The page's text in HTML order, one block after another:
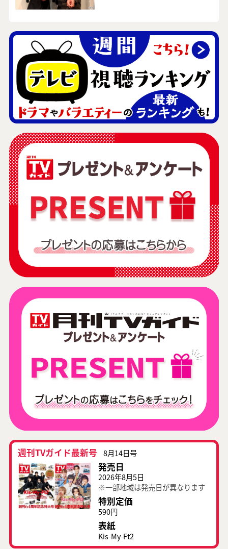
週刊TVガイド最新号 8月14日号
発売日
2026年8月5日
※一部地域は発売日が異なります
特別定価
590円
表紙
Kis-My-Ft2